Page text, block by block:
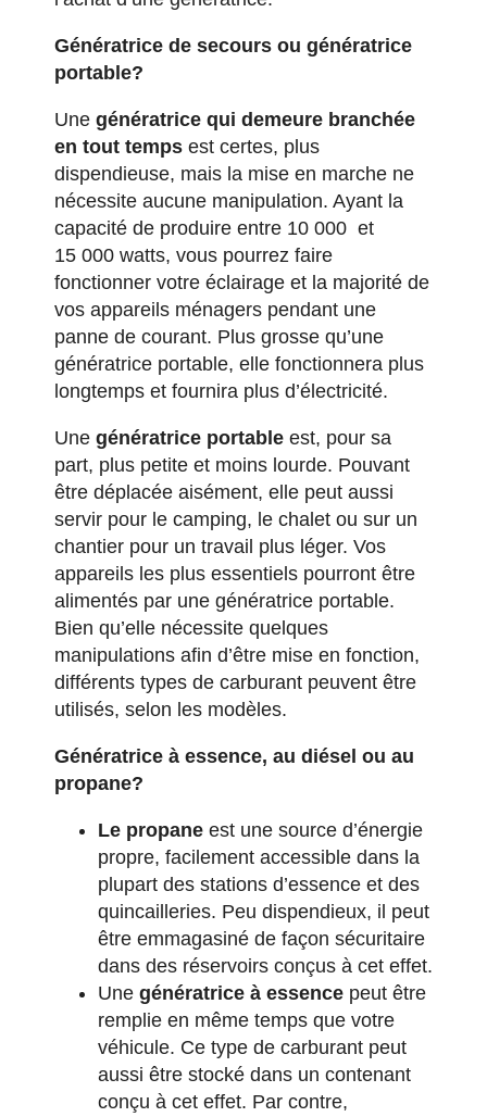
Génératrice de secours ou génératrice
portable?
Une génératrice qui demeure branchée
en tout temps est certes, plus
dispendieuse, mais la mise en marche ne
nécessite aucune manipulation. Ayant la
capacité de produire entre 10 000 et
15 000 watts, vous pourrez faire
fonctionner votre éclairage et la majorité de
vos appareils ménagers pendant une
panne de courant. Plus grosse qu’une
génératrice portable, elle fonctionnera plus
longtemps et fournira plus d’électricité.
Une génératrice portable est, pour sa
part, plus petite et moins lourde. Pouvant
être déplacée aisément, elle peut aussi
servir pour le camping, le chalet ou sur un
chantier pour un travail plus léger. Vos
appareils les plus essentiels pourront être
alimentés par une génératrice portable.
Bien qu’elle nécessite quelques
manipulations afin d’être mise en fonction,
différents types de carburant peuvent être
utilisés, selon les modèles.
Génératrice à essence, au diésel ou au
propane?
Le propane est une source d’énergie
propre, facilement accessible dans la
plupart des stations d’essence et des
quincailleries. Peu dispendieux, il peut
être emmagasiné de façon sécuritaire
dans des réservoirs conçus à cet effet.
Une génératrice à essence peut être
remplie en même temps que votre
véhicule. Ce type de carburant peut
aussi être stocké dans un contenant
conçu à cet effet. Par contre,